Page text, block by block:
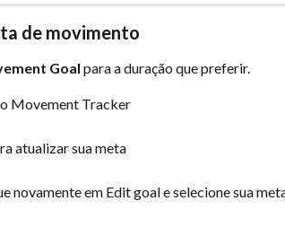
de movimento
Goal para a duração que preferir.
Movement Tracker
atualizar sua meta
novamente em Edit goal e selecione sua